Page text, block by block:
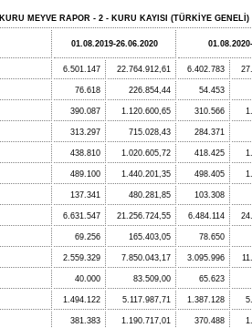
KURU MEYVE RAPOR - 2 - KURU KAYISI (TÜRKİYE GENELİ)
01.08.2019-26.06.2020
6.501.147 22.764.912,61 6.402.783
76.618 226.854,44 54.453
390.087 1.120.600,65 310.566
313.297 715.028,43 284.371
438.810 1.020.605,72 418.425
489.100 1.440.201,35 498.405
137.341 480.281,85 103.308
6.631.547 21.256.724,55 6.484.114
69.256 165.403,05 78.650
2.559.329 7.850.043,17 3.095.996
40.000 83.509,00 65.623
1.494.122 5.117.987,71 1.387.128
381.383 1.190.717,01 370.488